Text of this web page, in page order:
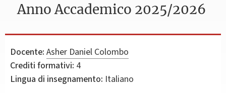
Anno Accademico 2025/2026
Docente: Asher Daniel Colombo
Crediti formativi: 4
Lingua di insegnamento: Italiano